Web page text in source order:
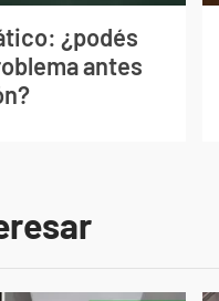
¿podés
antes